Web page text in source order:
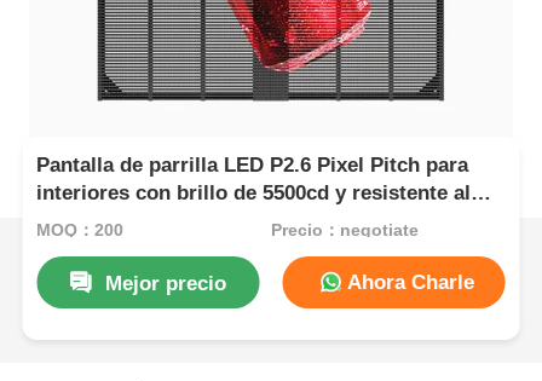
Pantalla de parrilla LED P2.6 Pixel Pitch para
interiores con brillo de 5500cd y resistente al
agua IP67 para tiendas minoristas
MOQ：200 Precio：negotiate
Mejor precio Ahora Charle